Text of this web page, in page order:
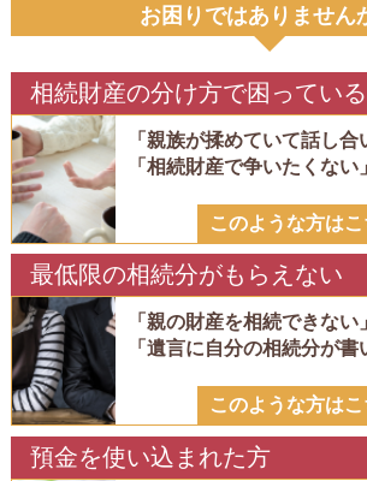
お困りではありません
相続財産の分け方で困っている
「親族が揉めていて話し合
「相続財産で争いたくない」
このような方は
最低限の相続分がもらえない
「親の財産を相続できない」
「遺言に自分の相続分が書
このような方は
預金を使い込まれた方